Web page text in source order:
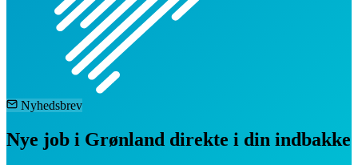
Nyhedsbrev
Nye job i Grønland direkte i din indbakke